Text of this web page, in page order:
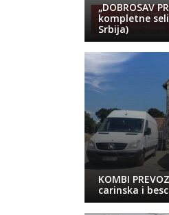
„DOBROSAV
kompletne
Srbija)
KOMBI
carinska i